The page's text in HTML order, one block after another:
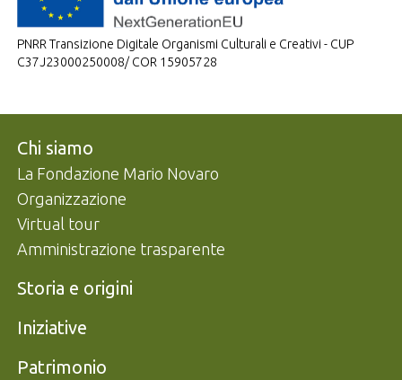
PNRR Transizione Digitale Organismi Culturali e Creativi - CUP
C37J23000250008/ COR 15905728
Navigazione footer
Chi siamo
La Fondazione Mario Novaro
Organizzazione
Virtual tour
Amministrazione trasparente
Storia e origini
Iniziative
Patrimonio